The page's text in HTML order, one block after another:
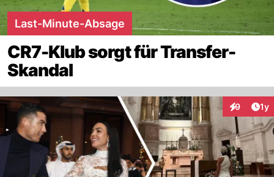
Last-Minute-Absage
CR7-Klub sorgt für Transfer-
Skandal
9 1y